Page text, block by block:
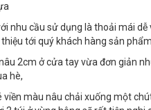
nhu cầu sử dụng là thoải mái
tới quý khách hàng sản
2cm ở cửa tay vừa đơn giản
hè,
màu nâu chải xuống một